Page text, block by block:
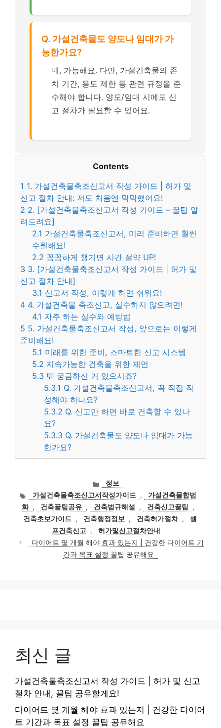
Q. 가설건축물도 양도나 임대가 가
능한가요?
네, 가능해요. 다만, 가설건축물의 존
치 기간, 용도 제한 등 관련 규정을 준
수해야 합니다. 양도/임대 시에도 신
고 절차가 필요할 수 있어요.
Contents
1 1. 가설건축물축조신고서 작성 가이드 | 허가 및
신고 절차 안내: 저도 처음엔 막막했어요!
2 2. [가설건축물축조신고서 작성 가이드 – 꿀팁 알
려드려요]
2.1 가설건축물축조신고서, 미리 준비하면 훨씬
수월해요!
2.2 꼼꼼하게 챙기면 시간 절약 UP!
3 3. [가설건축물축조신고서 작성 가이드 | 허가 및
신고 절차 안내]
3.1 신고서 작성, 이렇게 하면 쉬워요!
4 4. 가설건축물 축조신고, 실수하지 않으려면!
4.1 자주 하는 실수와 예방법
5 5. 가설건축물축조신고서 작성, 앞으로는 이렇게
준비해요!
5.1 미래를 위한 준비, 스마트한 신고 시스템
5.2 지속가능한 건축을 위한 제언
5.3 💬 궁금하신 거 있으시죠?
5.3.1 Q. 가설건축물축조신고서, 꼭 직접 작
성해야 하나요?
5.3.2 Q. 신고만 하면 바로 건축할 수 있나
요?
5.3.3 Q. 가설건축물도 양도나 임대가 가능
한가요?
카
테
고
리
정보
태가설건축물축조신고서작성가이드 ,
가설건축물합법
화 , 건축꿀팁공유 , 건축법규해설 , 건축신고꿀팁
,
건축초보가이드 , 건축행정정보 , 건축허가절차 ,
셀
프건축신고
,
허가및신고절차안내
다이어트 몇 개월 해야 효과 있는지 | 건강한 다이어트 기
간과 목표 설정 꿀팁 공유해요
최신 글
가설건축물축조신고서 작성 가이드 | 허가 및 신고
절차 안내, 꿀팁 공유할게요!
다이어트 몇 개월 해야 효과 있는지 | 건강한 다이어
트 기간과 목표 설정 꿀팁 공유해요